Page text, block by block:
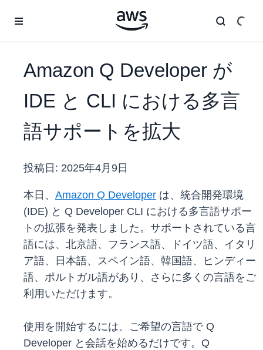
Amazon Q Developer が
IDE と CLI における多言
語サポートを拡大
投稿日: 2025年4月9日
本日、 Amazon Q Developer は、統合開発環境
(IDE) と Q Developer CLI における多言語サポー
トの拡張を発表しました。サポートされている言
語には、北京語、フランス語、ドイツ語、イタリ
ア語、日本語、スペイン語、韓国語、ヒンディー
語、ポルトガル語があり、さらに多くの言語をご
利用いただけます。
使用を開始するには、ご希望の言語で Q
Developer と会話を始めるだけです。Q